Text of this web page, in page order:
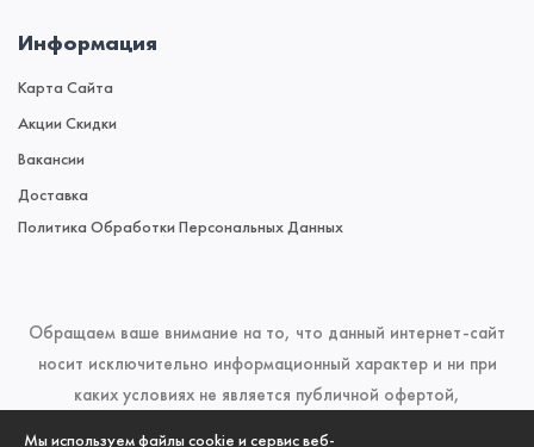
Мы используем файлы cookie и сервис веб-
Информация
Карта Сайта
Акции Скидки
Вакансии
Доставка
Политика Обработки Персональных Данных
Обращаем ваше внимание на то, что данный интернет-сайт
носит исключительно информационный характер и ни при
каких условиях не является публичной офертой,